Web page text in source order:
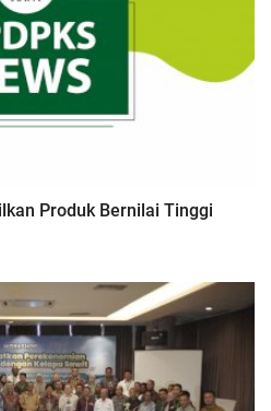
Produk Bernilai Tinggi